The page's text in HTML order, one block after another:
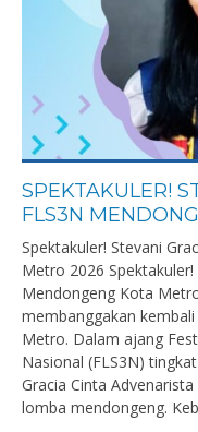
SPEKTAKULER!
FLS3N
Spektakuler! Stevani
Metro 2026 Spektakuler!
Mendongeng Kota
membanggakan
Metro. Dalam ajang
Nasional (FLS3N)
Gracia Cinta
lomba mendongeng.